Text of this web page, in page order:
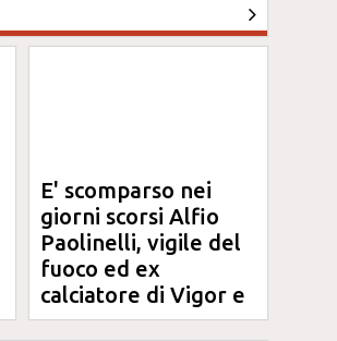
E' scomparso nei
giorni scorsi Alfio
Paolinelli, vigile del
fuoco ed ex
calciatore di Vigor e
Jesina